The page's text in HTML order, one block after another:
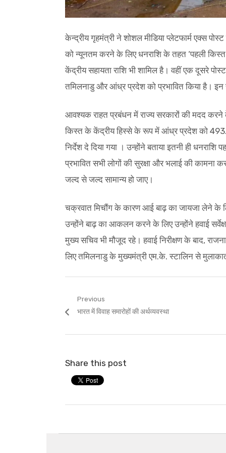
केन्द्रीय गृहमंत्री ने शोशल मीडिया प्लेटफार्म एक्स
को न्यूनतम करने के लिए धनराशि के तहत ‘पहली
केंद्रीय सहायता राशि भी शामिल है। वहीं एक दूसरे
तमिलनाडु और आंध्र प्रदेश को प्रभावित किया है। इन
आवश्यक राहत प्रबंधन में राज्य सरकारों की मदद
किस्त के केंद्रीय हिस्से के रूप में आंध्र प्रदेश को
निर्देश दे दिया गया । उन्होंने बताया इतनी ही धनराशि
प्रभावित सभी लोगों की सुरक्षा और भलाई की
जल्द से जल्द सामान्य हो जाए।
चक्रवात मिचौंग के कारण आई बाढ़ का जायजा लेने के
उन्होंने बाढ़ का आकलन करने के लिए उन्होंने हवाई
मुख्य सचिव भी मौजूद रहे। हवाई निरीक्षण के बाद,
लिए तमिलनाडु के मुख्यमंत्री एम.के. स्टालिन से
Post
navigation
Previous
Previous
भारत में विवाह समारोहों की अर्थव्यवस्था
Share this post